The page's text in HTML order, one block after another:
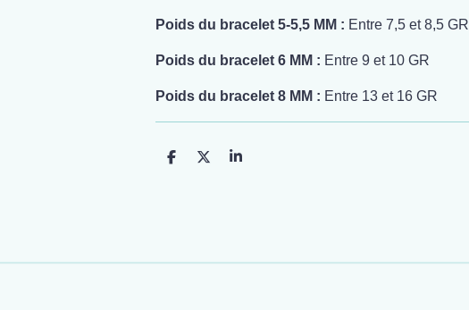
Poids du bracelet 5-5,5 MM : Entre 7,5 et 8,5 GR
Poids du bracelet 6 MM : Entre 9 et 10 GR
Poids du bracelet 8 MM : Entre 13 et 16 GR
P
r
P
r
P
r